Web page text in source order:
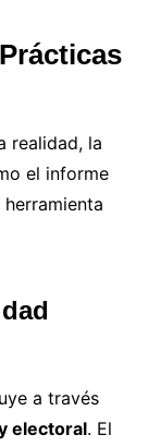
realidad, la
el informe
a través
electoral. El